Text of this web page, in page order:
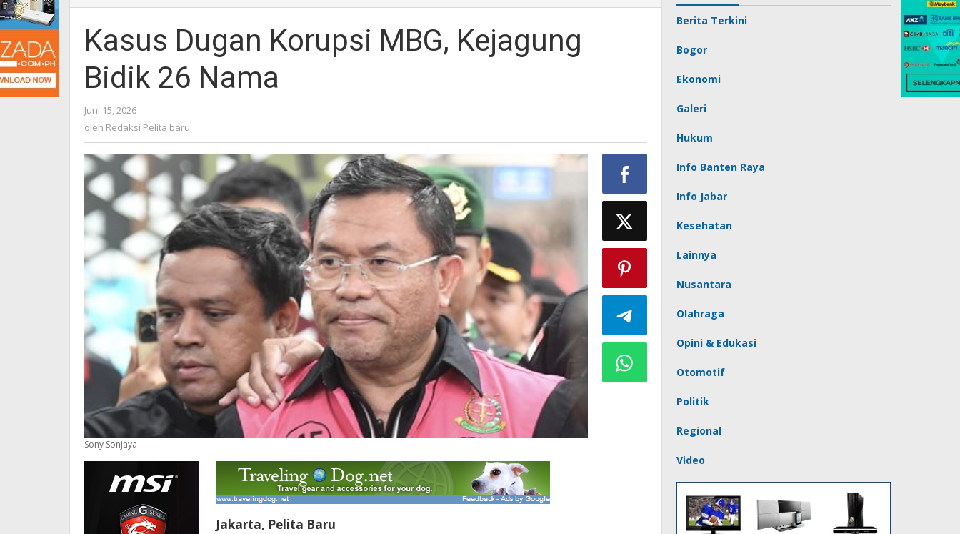
Dugan
MBG,
Kejagung
Bidik
26
Kasus Dugan Korupsi MBG, Kejagung
Bidik 26 Nama
Juni 15, 2026
Redaksi
baru
oleh Redaksi Pelita baru
Sony Sonjaya
Jakarta, Pelita Baru
Berita Terkini
Bogor
Ekonomi
Galeri
Hukum
Info Banten Raya
Info Jabar
Kesehatan
Lainnya
Nusantara
Olahraga
Opini & Edukasi
Otomotif
Politik
Regional
Video